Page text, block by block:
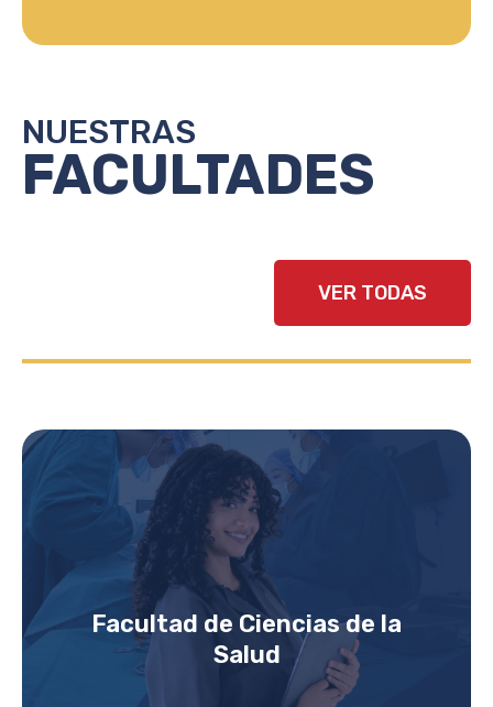
NUESTRAS
FACULTADES
VER TODAS
Facultad de Ciencias de la
Salud